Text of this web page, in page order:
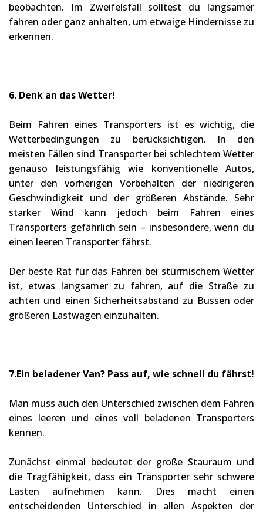
beobachten. Im Zweifelsfall solltest du langsamer
fahren oder ganz anhalten, um etwaige Hindernisse zu
erkennen.
6. Denk an das Wetter!
Beim Fahren eines Transporters ist es wichtig, die
Wetterbedingungen zu berücksichtigen. In den
meisten Fällen sind Transporter bei schlechtem Wetter
genauso leistungsfähig wie konventionelle Autos,
unter den vorherigen Vorbehalten der niedrigeren
Geschwindigkeit und der größeren Abstände. Sehr
starker Wind kann jedoch beim Fahren eines
Transporters gefährlich sein – insbesondere, wenn du
einen leeren Transporter fährst.
Der beste Rat für das Fahren bei stürmischem Wetter
ist, etwas langsamer zu fahren, auf die Straße zu
achten und einen Sicherheitsabstand zu Bussen oder
größeren Lastwagen einzuhalten.
7.Ein beladener Van? Pass auf, wie schnell du fährst!
Man muss auch den Unterschied zwischen dem Fahren
eines leeren und eines voll beladenen Transporters
kennen.
Zunächst einmal bedeutet der große Stauraum und
die Tragfähigkeit, dass ein Transporter sehr schwere
Lasten aufnehmen kann. Dies macht einen
entscheidenden Unterschied in allen Aspekten der